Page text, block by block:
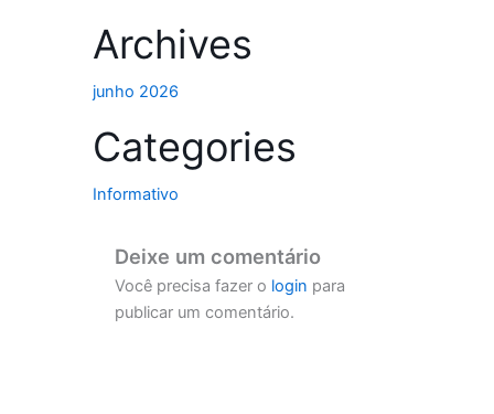
Archives
junho 2026
Categories
Informativo
Deixe um comentário
Você precisa fazer o login para
publicar um comentário.